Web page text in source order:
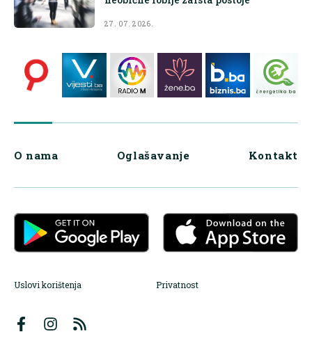
27. 07. 2026.
O nama Oglašavanje Kontakt
Uslovi korištenja Privatnost